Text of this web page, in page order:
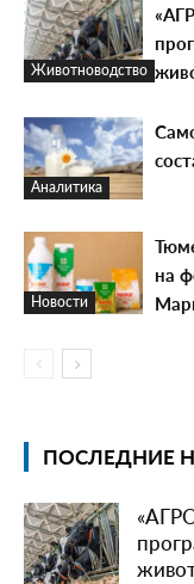
Животноводство
Аналитика
Новости
на
ПОСЛЕДНИЕ